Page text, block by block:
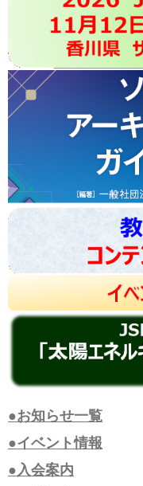
●お知らせ一覧
●イベント情報
●入会案内